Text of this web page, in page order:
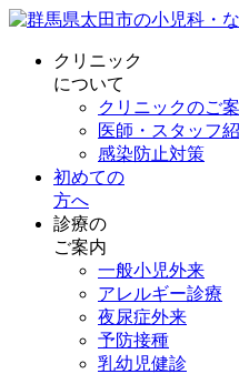
クリニック
について
クリニックのご
医師・スタッフ
感染防止対策
初めての
方へ
診療の
ご案内
一般小児外来
アレルギー診療
夜尿症外来
予防接種
乳幼児健診